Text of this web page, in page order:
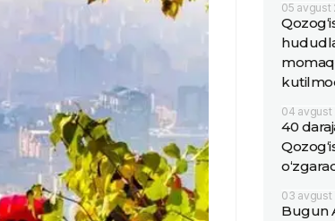
05 avgust
04 avgust
40
03 avgust
Bugun